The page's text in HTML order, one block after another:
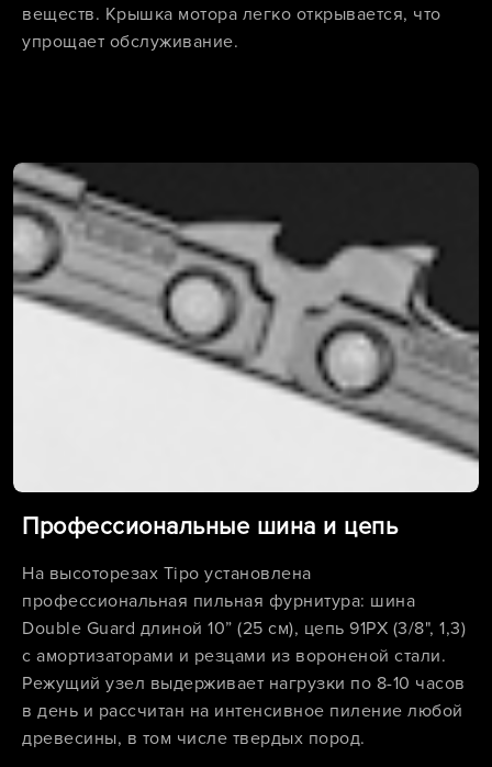
веществ. Крышка мотора легко открывается, что
упрощает обслуживание.
Профессиональные шина и цепь
На высоторезах Tipo установлена
профессиональная пильная фурнитура: шина
Double Guard длиной 10” (25 см), цепь 91PX (3/8", 1,3)
с амортизаторами и резцами из вороненой стали.
Режущий узел выдерживает нагрузки по 8-10 часов
в день и рассчитан на интенсивное пиление любой
древесины, в том числе твердых пород.